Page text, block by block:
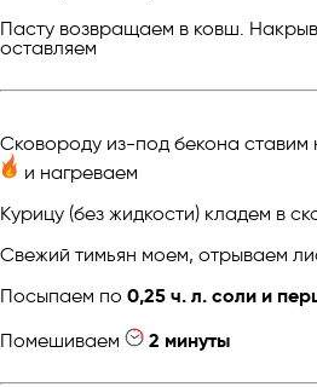
Пасту возвращаем в ковш.
оставляем
Сковороду из-под бекона ставим
и нагреваем
Курицу (без жидкости) кладем в
Свежий тимьян моем, отрываем
Посыпаем по 0,25 ч. л. соли и
Помешиваем
2 минуты